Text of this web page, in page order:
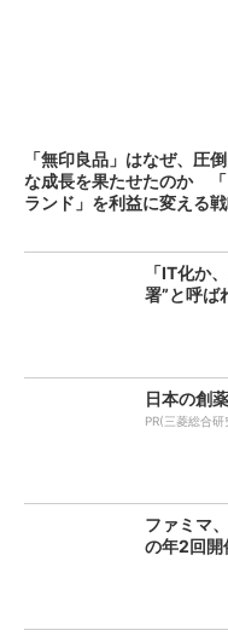
「無印良品」はなぜ、圧
な成長を果たせたのか
ランド」を利益に変える
「IT化か
署”と呼ば
日本の創
PR(三菱総合研
ファミマ
の年2回開